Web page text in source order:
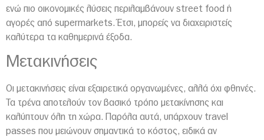
ενώ πιο οικονομικές λύσεις περιλαμβάνουν street food ή
αγορές από supermarkets. Έτσι, μπορείς να διαχειριστείς
καλύτερα τα καθημερινά έξοδα.
Μετακινήσεις
Οι μετακινήσεις είναι εξαιρετικά οργανωμένες, αλλά όχι φθηνές.
Τα τρένα αποτελούν τον βασικό τρόπο μετακίνησης και
καλύπτουν όλη τη χώρα. Παρόλα αυτά, υπάρχουν travel
passes που μειώνουν σημαντικά το κόστος, ειδικά αν